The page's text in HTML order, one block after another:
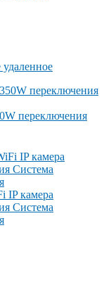
переключения
IP камера
Система